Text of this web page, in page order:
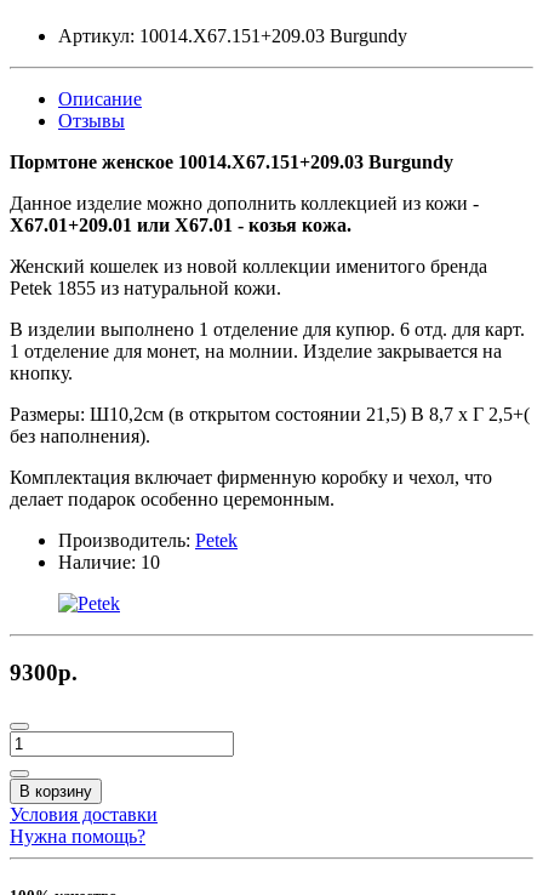
Артикул: 10014.X67.151+209.03 Burgundy
Описание
Отзывы
Пормтоне женское 10014.X67.151+209.03 Burgundy
Данное изделие можно дополнить коллекцией из кожи -
X67.01+209.01 или X67.01 - козья кожа.
Женский кошелек из новой коллекции именитого бренда
Petek 1855 из натуральной кожи.
В изделии выполнено 1 отделение для купюр. 6 отд. для карт.
1 отделение для монет, на молнии. Изделие закрывается на
кнопку.
Размеры: Ш10,2см (в открытом состоянии 21,5) В 8,7 х Г 2,5+(
без наполнения).
Комплектация включает фирменную коробку и чехол, что
делает подарок особенно церемонным.
Производитель: Petek
Наличие: 10
9300р.
В корзину
Условия доставки
Нужна помощь?